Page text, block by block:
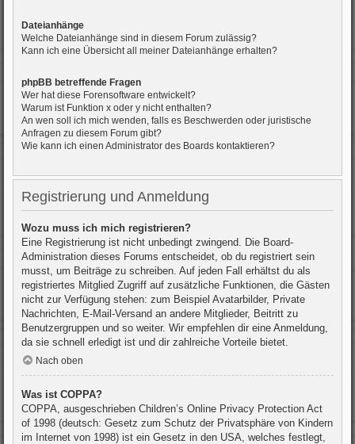
Dateianhänge
Welche Dateianhänge sind in diesem Forum zulässig?
Kann ich eine Übersicht all meiner Dateianhänge erhalten?
phpBB betreffende Fragen
Wer hat diese Forensoftware entwickelt?
Warum ist Funktion x oder y nicht enthalten?
An wen soll ich mich wenden, falls es Beschwerden oder juristische
Anfragen zu diesem Forum gibt?
Wie kann ich einen Administrator des Boards kontaktieren?
Registrierung und Anmeldung
Wozu muss ich mich registrieren?
Eine Registrierung ist nicht unbedingt zwingend. Die Board-
Administration dieses Forums entscheidet, ob du registriert sein
musst, um Beiträge zu schreiben. Auf jeden Fall erhältst du als
registriertes Mitglied Zugriff auf zusätzliche Funktionen, die Gästen
nicht zur Verfügung stehen: zum Beispiel Avatarbilder, Private
Nachrichten, E-Mail-Versand an andere Mitglieder, Beitritt zu
Benutzergruppen und so weiter. Wir empfehlen dir eine Anmeldung,
da sie schnell erledigt ist und dir zahlreiche Vorteile bietet.
Nach oben
Was ist COPPA?
COPPA, ausgeschrieben Children’s Online Privacy Protection Act
of 1998 (deutsch: Gesetz zum Schutz der Privatsphäre von Kindern
im Internet von 1998) ist ein Gesetz in den USA, welches festlegt,